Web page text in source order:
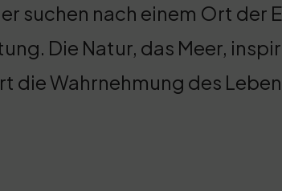
suchen nach einem Ort der
Die Natur, das Meer,
die Wahrnehmung des